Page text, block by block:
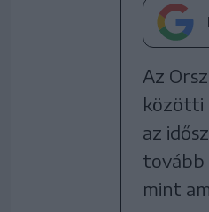
Az
közötti
az
tovább
mint